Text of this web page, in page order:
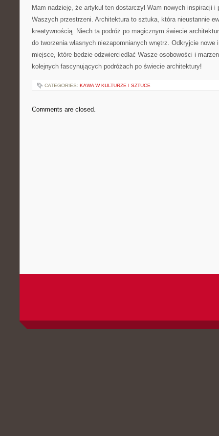
Mam nadzieję,⁤ że‌ artykuł ten dostarczył Wam nowych inspiracji i‌
Waszych przestrzeni. Architektura to sztuka, która nieustannie
kreatywnością. Niech ⁤ta podróż po magicznym świecie‌
do tworzenia własnych niezapomnianych⁢ wnętrz. Odkryjcie nowe
miejsce, które będzie ⁢odzwierciedlać ⁢Wasze osobowości i
kolejnych fascynujących podróżach⁤ po⁣ świecie architektury!
CATEGORIES: KAWA W KULTURZE I SZTUCE
Comments are closed.